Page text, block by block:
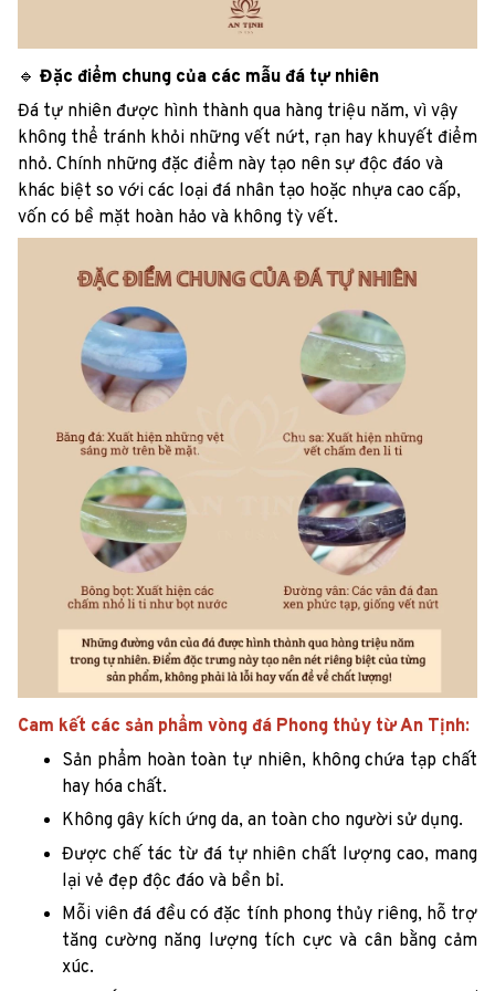
🔹 Đặc điểm chung của các mẫu đá tự nhiên
Đá tự nhiên được hình thành qua hàng triệu năm, vì vậy
không thể tránh khỏi những vết nứt, rạn hay khuyết điểm
nhỏ. Chính những đặc điểm này tạo nên sự độc đáo và
khác biệt so với các loại đá nhân tạo hoặc nhựa cao cấp,
vốn có bề mặt hoàn hảo và không tỳ vết.
Cam kết các sản phẩm vòng đá Phong thủy từ An Tịnh:
Sản phẩm hoàn toàn tự nhiên, không chứa tạp chất
hay hóa chất.
Không gây kích ứng da, an toàn cho người sử dụng.
Được chế tác từ đá tự nhiên chất lượng cao, mang
lại vẻ đẹp độc đáo và bền bỉ.
Mỗi viên đá đều có đặc tính phong thủy riêng, hỗ trợ
tăng cường năng lượng tích cực và cân bằng cảm
xúc.